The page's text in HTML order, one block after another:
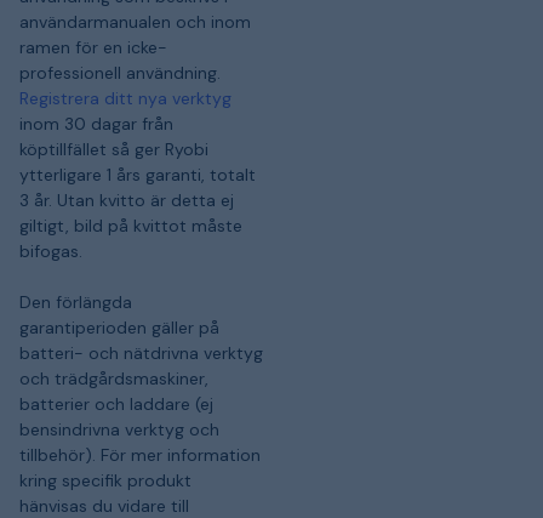
användarmanualen och inom
ramen för en icke-
professionell användning.
Registrera ditt nya verktyg
inom 30 dagar från
köptillfället så ger Ryobi
ytterligare 1 års garanti, totalt
3 år. Utan kvitto är detta ej
giltigt, bild på kvittot måste
bifogas.
Den förlängda
garantiperioden gäller på
batteri- och nätdrivna verktyg
och trädgårdsmaskiner,
batterier och laddare (ej
bensindrivna verktyg och
tillbehör). För mer information
kring specifik produkt
hänvisas du vidare till